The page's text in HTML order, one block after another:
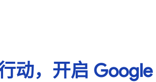
动，开启 Google